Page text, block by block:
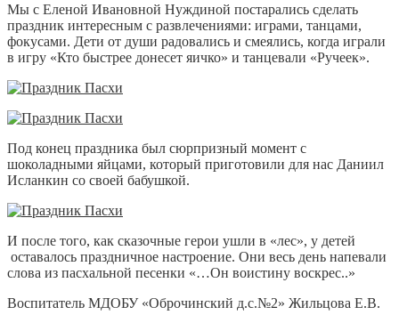
Мы с Еленой Ивановной Нуждиной постарались сделать
праздник интересным с развлечениями: играми, танцами,
фокусами. Дети от души радовались и смеялись, когда играли
в игру «Кто быстрее донесет яичко» и танцевали «Ручеек».
Под конец праздника был сюрпризный момент с
шоколадными яйцами, который приготовили для нас Даниил
Исланкин со своей бабушкой.
И после того, как сказочные герои ушли в «лес», у детей
оставалось праздничное настроение. Они весь день напевали
слова из пасхальной песенки «…Он воистину воскрес..»
Воспитатель МДОБУ «Оброчинский д.с.№2» Жильцова Е.В.